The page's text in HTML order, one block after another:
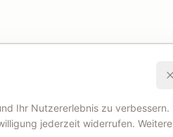
Ihr Nutzererlebnis zu verbessern.
jederzeit widerrufen. Weitere